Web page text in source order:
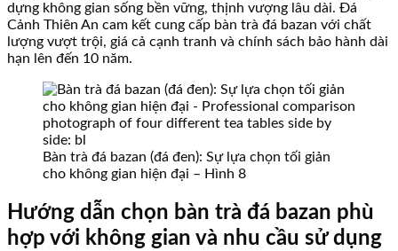
dựng không gian sống bền vững, thịnh vượng lâu dài. Đá
Cảnh Thiên An cam kết cung cấp bàn trà đá bazan với chất
lượng vượt trội, giá cả cạnh tranh và chính sách bảo hành dài
hạn lên đến 10 năm.
Bàn trà đá bazan (đá đen): Sự lựa chọn tối giản
cho không gian hiện đại – Hình 8
Hướng dẫn chọn bàn trà đá bazan phù
hợp với không gian và nhu cầu sử dụng